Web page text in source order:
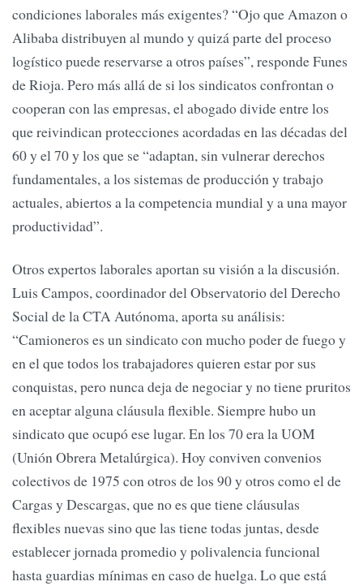
condiciones laborales más exigentes? “Ojo que Amazon o
Alibaba distribuyen al mundo y quizá parte del proceso
logístico puede reservarse a otros países”, responde Funes
de Rioja. Pero más allá de si los sindicatos confrontan o
cooperan con las empresas, el abogado divide entre los
que reivindican protecciones acordadas en las décadas del
60 y el 70 y los que se “adaptan, sin vulnerar derechos
fundamentales, a los sistemas de producción y trabajo
actuales, abiertos a la competencia mundial y a una mayor
productividad”.
Otros expertos laborales aportan su visión a la discusión.
Luis Campos, coordinador del Observatorio del Derecho
Social de la CTA Autónoma, aporta su análisis:
“Camioneros es un sindicato con mucho poder de fuego y
en el que todos los trabajadores quieren estar por sus
conquistas, pero nunca deja de negociar y no tiene pruritos
en aceptar alguna cláusula flexible. Siempre hubo un
sindicato que ocupó ese lugar. En los 70 era la UOM
(Unión Obrera Metalúrgica). Hoy conviven convenios
colectivos de 1975 con otros de los 90 y otros como el de
Cargas y Descargas, que no es que tiene cláusulas
flexibles nuevas sino que las tiene todas juntas, desde
establecer jornada promedio y polivalencia funcional
hasta guardias mínimas en caso de huelga. Lo que está